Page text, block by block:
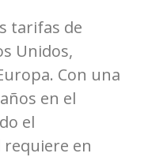
tarifas de
Unidos,
Con una
en el
el
en